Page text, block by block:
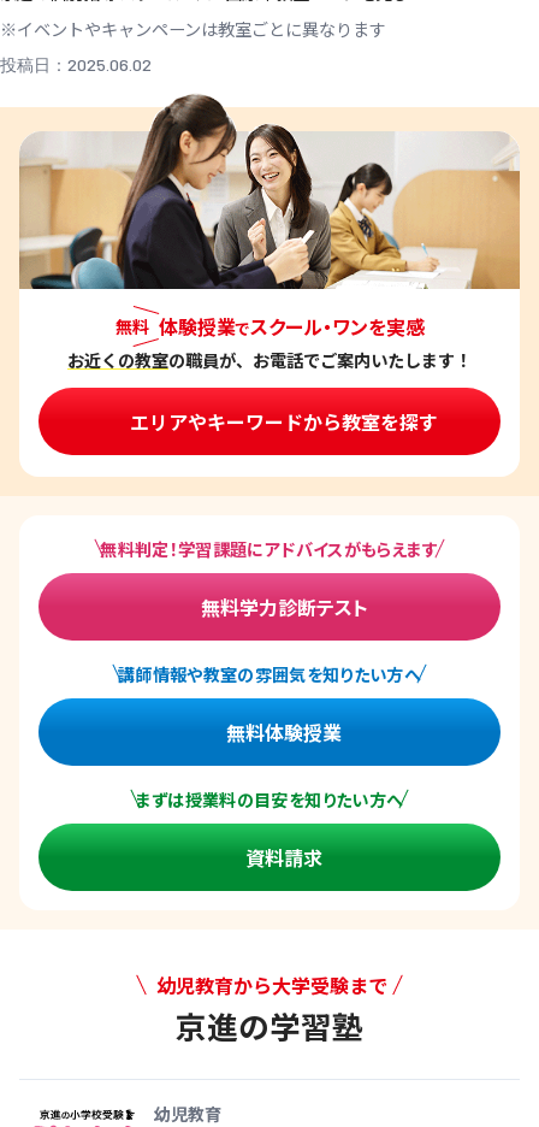
※イベントやキャンペーンは教室ごとに異なります
投稿日：2025.06.02
無料 体験授業でスクール・ワンを実感
お近くの教室の職員が、お電話でご案内いたします！
エリアやキーワードから教室を探す
無料判定！学習課題にアドバイスがもらえます
無料学力診断テスト
講師情報や教室の雰囲気を知りたい方へ
無料体験授業
まずは授業料の目安を知りたい方へ
資料請求
幼児教育から大学受験まで
京進の学習塾
幼児教育